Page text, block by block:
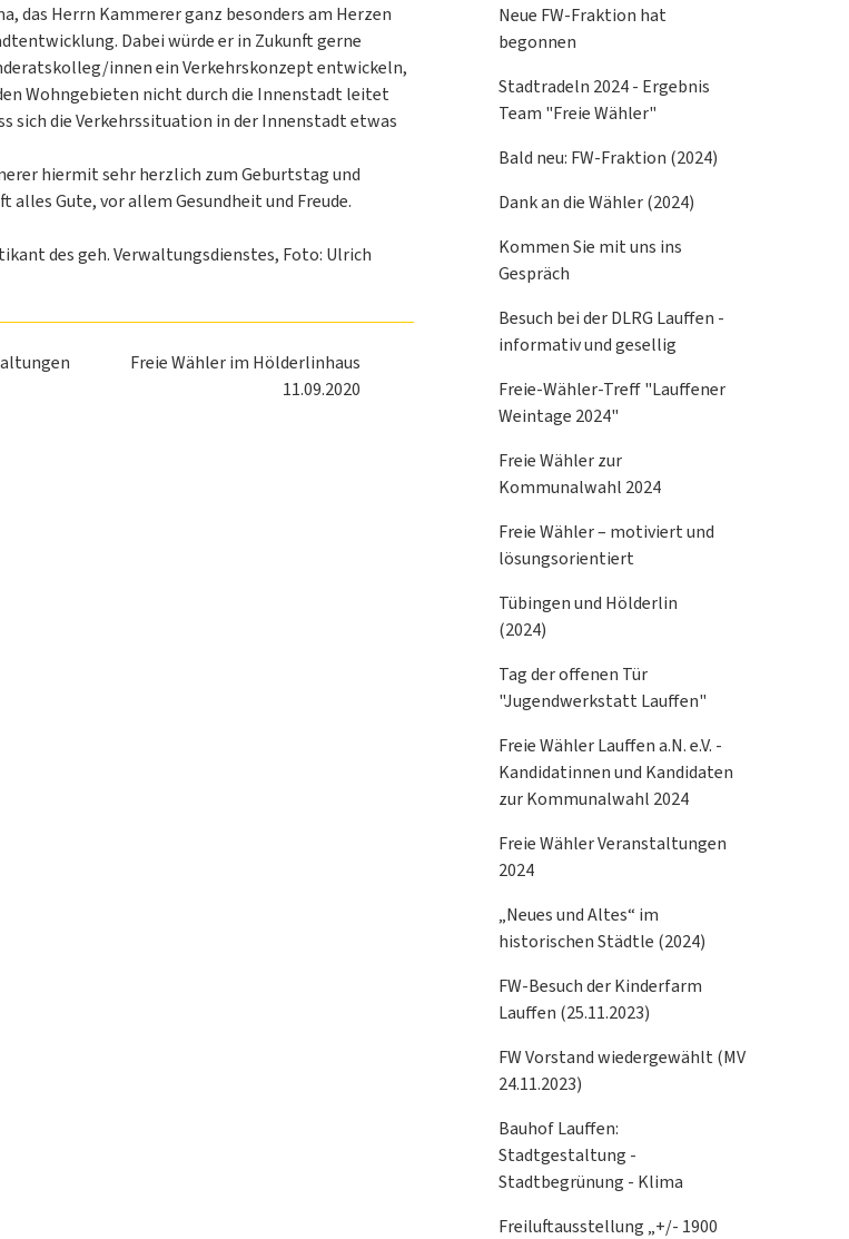
das Herrn Kammerer ganz besonders am Herzen
Dabei würde er in Zukunft gerne
innen ein Verkehrskonzept entwickeln,
Wohngebieten nicht durch die Innenstadt leitet
sich die Verkehrssituation in der Innenstadt etwas
hiermit sehr herzlich zum Geburtstag und
alles Gute, vor allem Gesundheit und Freude.
des geh. Verwaltungsdienstes, Foto: Ulrich
Freie Wähler im Hölderlinhaus
11.09.2020
Neue FW-Fraktion hat
begonnen
Stadtradeln 2024 - Ergebnis
Team "Freie Wähler"
Bald neu: FW-Fraktion (2024)
Dank an die Wähler (2024)
Kommen Sie mit uns ins
Gespräch
Besuch bei der DLRG Lauffen -
informativ und gesellig
Freie-Wähler-Treff "Lauffener
Weintage 2024"
Freie Wähler zur
Kommunalwahl 2024
Freie Wähler – motiviert und
lösungsorientiert
Tübingen und Hölderlin
(2024)
Tag der offenen Tür
"Jugendwerkstatt Lauffen"
Freie Wähler Lauffen a.N. e.V. -
Kandidatinnen und Kandidaten
zur Kommunalwahl 2024
Freie Wähler Veranstaltungen
2024
„Neues und Altes“ im
historischen Städtle (2024)
FW-Besuch der Kinderfarm
Lauffen (25.11.2023)
FW Vorstand wiedergewählt (MV
24.11.2023)
Bauhof Lauffen:
Stadtgestaltung -
Stadtbegrünung - Klima
Freiluftausstellung „+/- 1900